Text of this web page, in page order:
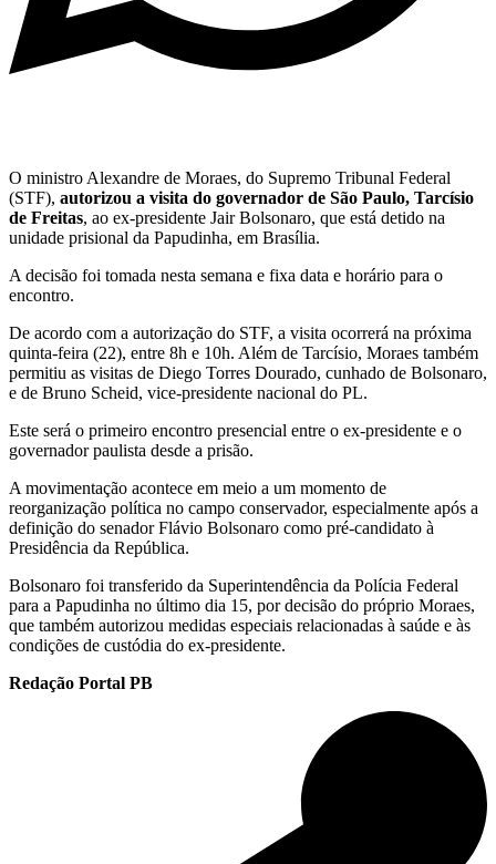
O ministro Alexandre de Moraes, do Supremo Tribunal Federal
(STF), autorizou a visita do governador de São Paulo, Tarcísio
de Freitas, ao ex-presidente Jair Bolsonaro, que está detido na
unidade prisional da Papudinha, em Brasília.
A decisão foi tomada nesta semana e fixa data e horário para o
encontro.
De acordo com a autorização do STF, a visita ocorrerá na próxima
quinta-feira (22), entre 8h e 10h. Além de Tarcísio, Moraes também
permitiu as visitas de Diego Torres Dourado, cunhado de Bolsonaro,
e de Bruno Scheid, vice-presidente nacional do PL.
Este será o primeiro encontro presencial entre o ex-presidente e o
governador paulista desde a prisão.
A movimentação acontece em meio a um momento de
reorganização política no campo conservador, especialmente após a
definição do senador Flávio Bolsonaro como pré-candidato à
Presidência da República.
Bolsonaro foi transferido da Superintendência da Polícia Federal
para a Papudinha no último dia 15, por decisão do próprio Moraes,
que também autorizou medidas especiais relacionadas à saúde e às
condições de custódia do ex-presidente.
Redação Portal PB